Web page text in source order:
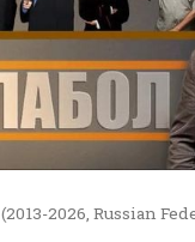
(2013-2026, Russian